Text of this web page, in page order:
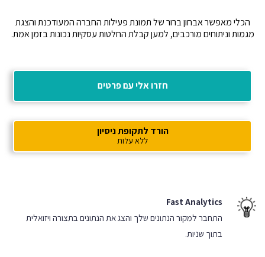
הכלי מאפשר אבחון ברור של תמונת פעילות החברה המעודכנת והצגת
מגמות וניתוחים מורכבים, למען קבלת החלטות עסקיות נכונות בזמן אמת.
חזרו אלי עם פרטים
הורד לתקופת ניסיון
ללא עלות
Fast Analytics
התחבר למקור הנתונים שלך והצג את הנתונים בתצורה ויזואלית
בתוך שניות.